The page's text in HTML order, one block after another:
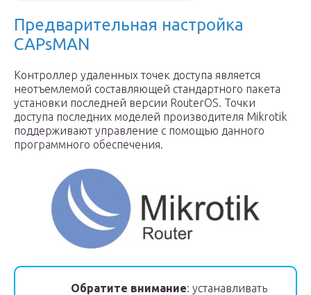
Предварительная настройка
CAPsMAN
Контроллер удаленных точек доступа является
неотъемлемой составляющей стандартного пакета
установки последней версии RouterOS. Точки
доступа последних моделей производителя Mikrotik
поддерживают управление с помощью данного
программного обеспечения.
Обратите внимание: устанавливать